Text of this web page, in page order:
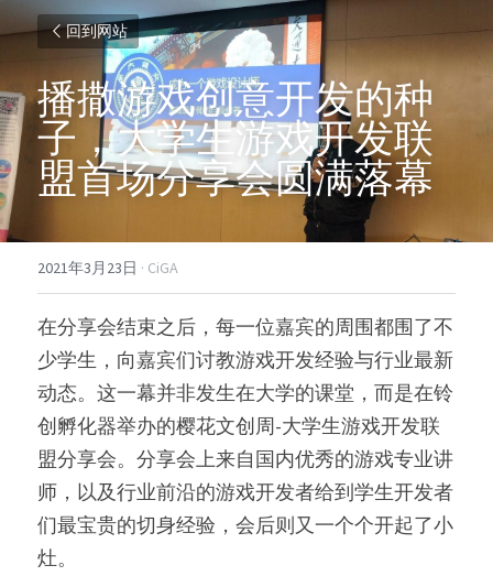
回到网站
播撒游戏创意开发的种
子，大学生游戏开发联
盟首场分享会圆满落幕
2021年3月23日 · CiGA
在分享会结束之后，每一位嘉宾的周围都围了不
少学生，向嘉宾们讨教游戏开发经验与行业最新
动态。这一幕并非发生在大学的课堂，而是在铃
创孵化器举办的樱花文创周-大学生游戏开发联
盟分享会。分享会上来自国内优秀的游戏专业讲
师，以及行业前沿的游戏开发者给到学生开发者
们最宝贵的切身经验，会后则又一个个开起了小
灶。